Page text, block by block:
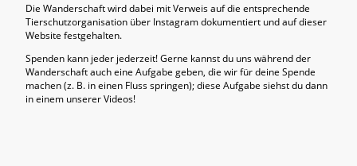
Die Wanderschaft wird dabei mit Verweis auf die entsprechende
Tierschutzorganisation über Instagram dokumentiert und auf dieser
Website festgehalten.
Spenden kann jeder jederzeit! Gerne kannst du uns während der
Wanderschaft auch eine Aufgabe geben, die wir für deine Spende
machen (z. B. in einen Fluss springen); diese Aufgabe siehst du dann
in einem unserer Videos!